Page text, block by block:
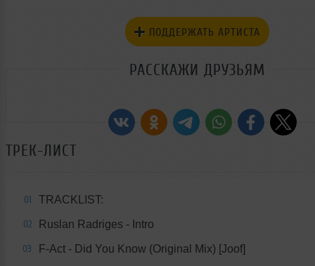
ПОДДЕРЖАТЬ АРТИСТА
РАССКАЖИ ДРУЗЬЯМ
ТРЕК-ЛИСТ
01 TRACKLIST:
02 Ruslan Radriges - Intro
03 F-Act - Did You Know (Original Mix) [Joof]